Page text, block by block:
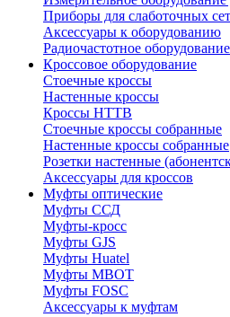
Приборы для слаботочных
Аксессуары к оборудованию
Радиочастотное оборудование
Кроссовое оборудование
Стоечные кроссы
Настенные кроссы
Кроссы HTTB
Стоечные кроссы собранные
Настенные кроссы собранные
Розетки настенные
Аксессуары для кроссов
Муфты оптические
Муфты ССД
Муфты-кросс
Муфты GJS
Муфты Huatel
Муфты МВОТ
Муфты FOSC
Аксессуары к муфтам